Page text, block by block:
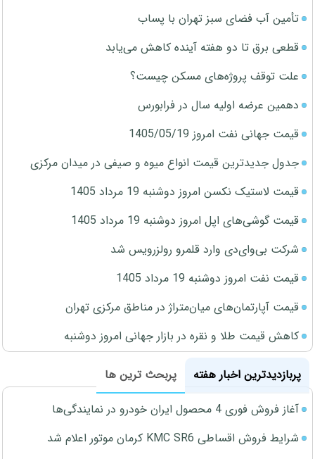
تأمین آب فضای سبز تهران با پساب
قطعی برق تا دو هفته آینده کاهش می‌یابد
علت توقف پروژه‌های مسکن چیست؟
دهمین عرضه اولیه سال در فرابورس
قیمت جهانی نفت امروز 1405/05/19
جدول جدیدترین قیمت انواع میوه و صیفی در میدان مرکزی
قیمت لاستیک نکسن امروز دوشنبه 19 مرداد 1405
قیمت گوشی‌های اپل امروز دوشنبه 19 مرداد 1405
شرکت بی‌وای‌دی وارد قلمرو رولزرویس شد
قیمت نفت امروز دوشنبه 19 مرداد 1405
قیمت آپارتمان‌های میان‌متراژ در مناطق مرکزی تهران
کاهش قیمت طلا و نقره در بازار جهانی امروز دوشنبه
پربازدیدترین اخبار هفته
پربحث ترین ها
آغاز فروش فوری 4 محصول ایران خودرو در نمایندگی‌ها
شرایط فروش اقساطی KMC SR6 کرمان موتور اعلام شد